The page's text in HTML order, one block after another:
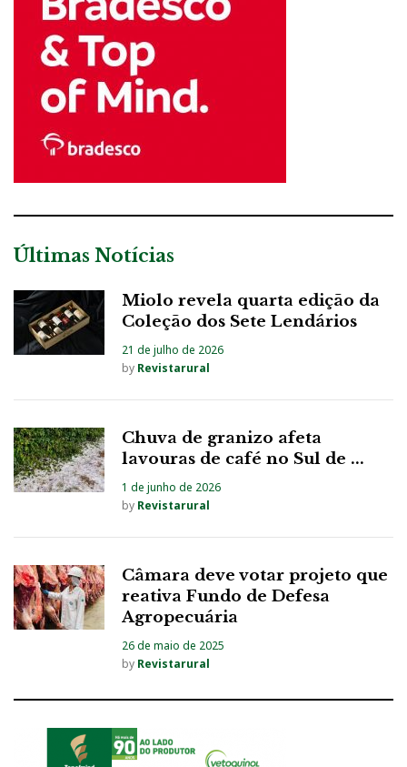
Últimas Notícias
Miolo revela quarta edição da
Coleção dos Sete Lendários
21 de julho de 2026
by Revistarural
Chuva de granizo afeta
lavouras de café no Sul de ...
1 de junho de 2026
by Revistarural
Câmara deve votar projeto que
reativa Fundo de Defesa
Agropecuária
26 de maio de 2025
by Revistarural